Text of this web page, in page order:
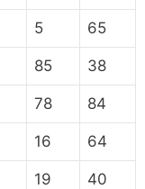
5 65
85 38
78 84
16 64
19 40